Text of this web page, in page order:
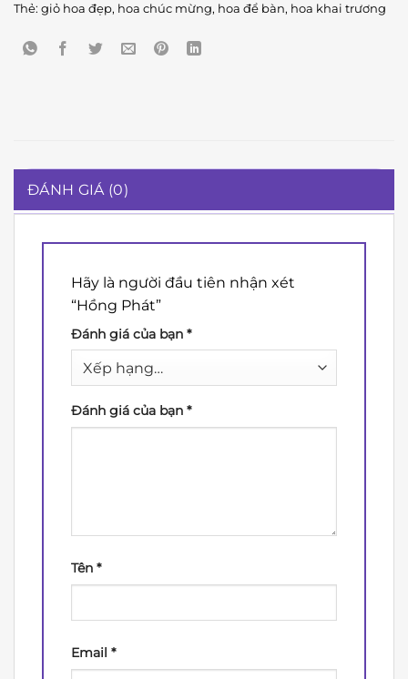
Thẻ: giỏ hoa đẹp, hoa chúc mừng, hoa để bàn, hoa khai trương
ĐÁNH GIÁ (0)
Hãy là người đầu tiên nhận xét
“Hồng Phát”
Đánh giá của bạn *
Đánh giá của bạn *
Tên *
Email *